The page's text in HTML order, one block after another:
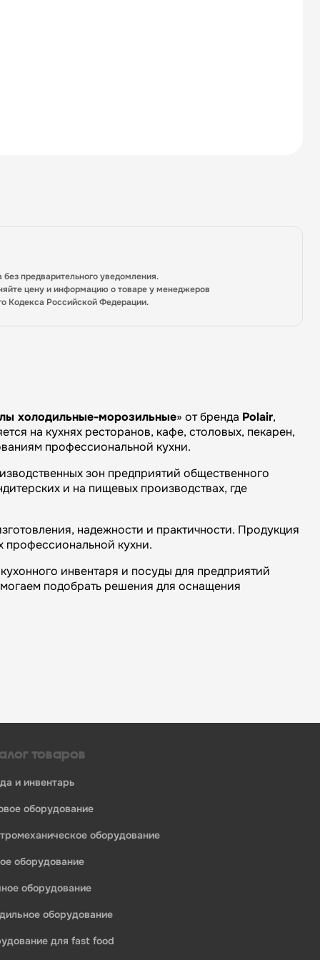
предварительного уведомления.
цену и информацию о товаре у менеджеров
Кодекса Российской Федерации.
холодильные-морозильные» от бренда Polair,
на кухнях ресторанов, кафе, столовых, пекарен,
профессиональной кухни.
зон предприятий общественного
и на пищевых производствах, где
надежности и практичности. Продукция
профессиональной кухни.
инвентаря и посуды для предприятий
подобрать решения для оснащения
товаров
и инвентарь
оборудование
оборудование
оборудование
оборудование
оборудование
для fast food